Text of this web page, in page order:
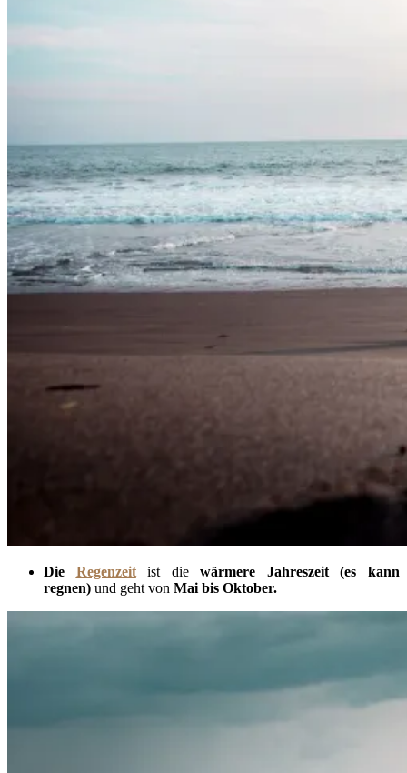
Die Regenzeit ist diewärmere Jahreszeit (es kann
regnen) und geht von Mai bis Oktober.